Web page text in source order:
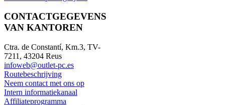
CONTACTGEGEVENS
VAN KANTOREN
Ctra. de Constantí, Km.3, TV-
7211, 43204 Reus
infoweb@outlet-pc.es
Routebeschrijving
Neem contact met ons op
Intern informatiekanaal
Affiliateprogramma